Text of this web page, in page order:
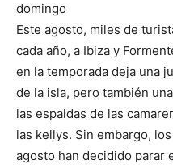
domingo
Este agosto, miles de
cada año, a Ibiza y
en la temporada deja una
de la isla, pero también
las espaldas de las
las kellys. Sin embargo,
agosto han decidido parar